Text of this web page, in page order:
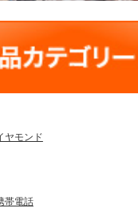
ヤモンド
帯電話